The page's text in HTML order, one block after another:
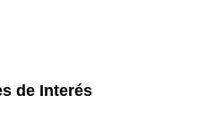
de Interés